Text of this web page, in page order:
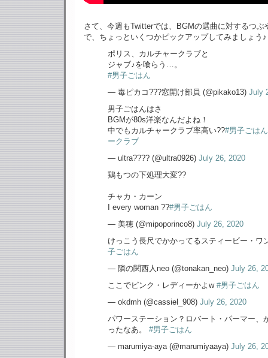
さて、今週もTwitterでは、BGMの選曲に対するつぶ
で、ちょっといくつかピックアップしてみましょう♪
ポリス、カルチャークラブと
ジャブ♪を喰らう…。
#男子ごはん
— 毒ピカコ???窓開け部員 (@pikako13) July
男子ごはんはさ
BGMが80s洋楽なんだよね！
中でもカルチャークラブ率高い??#男子ごはん
ークラブ
— ultra???? (@ultra0926) July 26, 2020
鶏もつの下処理大変??
チャカ・カーン
I every woman ??#男子ごはん
— 美穂 (@mipoporinco8) July 26, 2020
けっこう長尺でかかってるスティービー・ワ
子ごはん
— 隣の関西人neo (@tonakan_neo) July 26,
ここでピンク・レディーかよw #男子ごはん
— okdmh (@cassiel_908) July 26, 2020
パワーステーション？ロバート・パーマー、
ったなあ。 #男子ごはん
— marumiya-aya (@marumiyaaya) July 26,